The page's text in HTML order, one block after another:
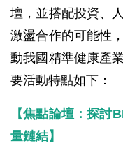
壇，並搭配投資、
激盪合作的可能性
動我國精準健康產
要活動特點如下：
【焦點論壇：探討
量鏈結】